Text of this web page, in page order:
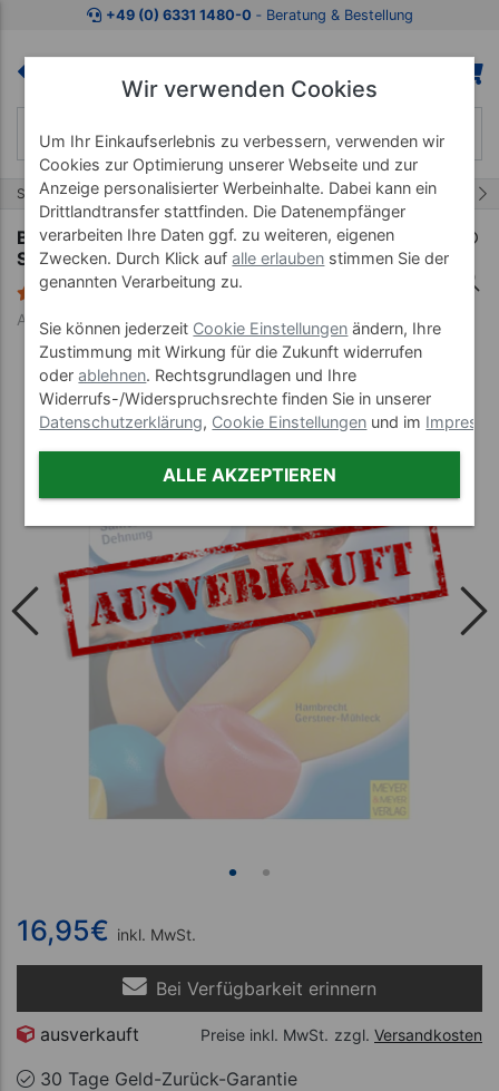
Zum Kaufbereich springen Zur Produktbeschreibung
+49 (0) 6331 1480-0 ‐ Beratung & Bestellung
Start Lehrmittel Bücher 34/58
Buch "Rückengymnastik mit dem Overball" -
Sanfte Kräftigung und Dehnung, 144 Seiten
3 Bewertungen
Art-Nr. 04015
16,95€ inkl. MwSt.
Bei Verfügbarkeit erinnern
ausverkauft Preise inkl. MwSt. zzgl. Versandkosten
30 Tage Geld-Zurück-Garantie
Wir verwenden Cookies
Um Ihr Einkaufserlebnis zu verbessern, verwenden wir
Cookies zur Optimierung unserer Webseite und zur
Anzeige personalisierter Werbeinhalte. Dabei kann ein
Drittlandtransfer stattfinden. Die Datenempfänger
verarbeiten Ihre Daten ggf. zu weiteren, eigenen
Zwecken. Durch Klick aufalle erlauben stimmen Sie der
genannten Verarbeitung zu.
Sie können jederzeit Cookie Einstellungen ändern, Ihre
Zustimmung mit Wirkung für die Zukunft widerrufen
oderablehnen. Rechtsgrundlagen und Ihre
Widerrufs-/Widerspruchsrechte finden Sie in unserer
Datenschutzerklärung, Cookie Einstellungen und im
ALLE AKZEPTIEREN